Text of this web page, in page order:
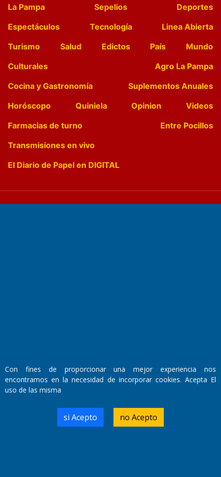
La Pampa Sepelios
Deportes
Espectáculos
Tecnología
Linea Abierta
Turismo
Salud Edictos País
Mundo
Culturales
Agro La Pampa
Cocina y Gastronomía
Suplementos Anuales
Horóscopo
Quiniela Opinion
Videos
Farmacias de turno
Entre Pocillos
Transmisiones en vivo
El Diario de Papel en DIGITAL
Domicilio Legal: José Ingenieros 855,
Número de Registro DNDA:
RL-2019-55551274-APN-DNDA#MJ
Con fines de proporcionar una mejor experiencia nos
encontramos en la necesidad de incorporar cookies. Acepta El
uso de las misma
si Acepto no Acepto